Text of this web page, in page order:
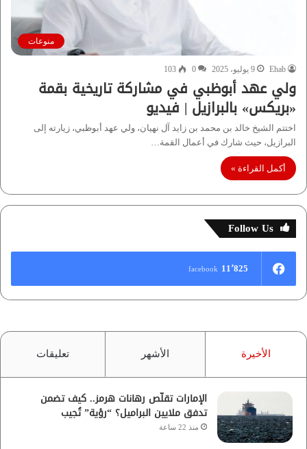
منوعات
Ehab 9 يوليو، 2025 0
103
ولي عهد أبوظبي في مشاركة تاريخية بقمة
«بريكس» بالبرازيل | فيديو
اختتم الشيخ خالد بن محمد بن زايد آل نهيان، ولي عهد أبوظبي، زيارته إلى
البرازيل، حيث شارك في أعمال القمة…
أكمل القراءة »
Follow Us
11٬825 facebook
الأخيرة الأشهر تعليقات
الإمارات تقلّص رهانات هرمز.. كيف تضمن
تدفق ملايين البراميل؟ “رؤية” تُجيب
منذ 22 ساعة